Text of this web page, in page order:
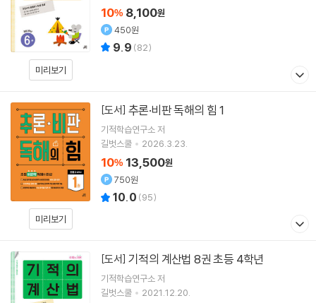
미리보기
10% 8,100원
450원
9.9 (82)
미리보기
[도서] 추론·비판 독해의 힘 1
기적학습연구소 저
길벗스쿨
2026.3.23.
10% 13,500원
750원
10.0 (95)
[도서] 기적의 계산법 8권 초등 4학년
기적학습연구소 저
길벗스쿨
2021.12.20.